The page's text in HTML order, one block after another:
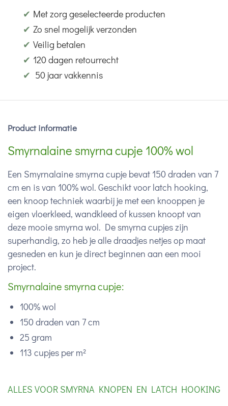
✔ Met zorg geselecteerde producten
✔ Zo snel mogelijk verzonden
✔ Veilig betalen
✔ 120 dagen retourrecht
✔ 50 jaar vakkennis
Product informatie
Smyrnalaine smyrna cupje 100% wol
Een Smyrnalaine smyrna cupje bevat 150 draden van 7
cm en is van 100% wol. Geschikt voor latch hooking,
een knoop techniek waarbij je met een knooppen je
eigen vloerkleed, wandkleed of kussen knoopt van
deze mooie smyrna wol. De smyrna cupjes zijn
superhandig, zo heb je alle draadjes netjes op maat
gesneden en kun je direct beginnen aan een mooi
project.
Smyrnalaine smyrna cupje:
100% wol
150 draden van 7 cm
25 gram
113 cupjes per m²
ALLES VOOR SMYRNA KNOPEN EN LATCH HOOKING